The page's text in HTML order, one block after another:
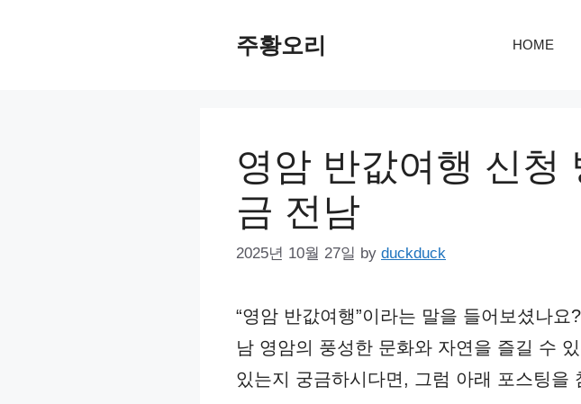
주황오리 HOME
영암 반값여행 신청
금 전남
2025년 10월 27일 by duckduck
“영암 반값여행”이라는 말을 들어보셨나
남 영암의 풍성한 문화와 자연을 즐길 수
있는지 궁금하시다면, 그럼 아래 포스팅을